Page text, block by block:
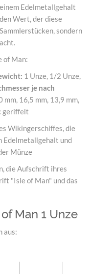
Edelmetallgehalt
Wert, der diese
sondern
of Man:
1 Unze, 1/2 Unze,
je nach
16,5 mm, 13,9 mm,
geriffelt
Wikingerschiffes, die
Edelmetallgehalt und
Münze
die Aufschrift ihres
"Isle of Man" und das
Man 1 Unze
aus: